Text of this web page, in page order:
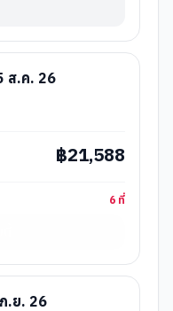
ส.ค. 26
฿21,588
6 ที่
.ย. 26